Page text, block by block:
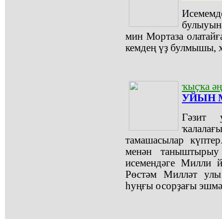
мин Мортаза
кемдең үҙ булмышы,
ҡыҫҡа
УЙЫН
Гәзит
тамашасылар
менән
исемендәге Милли
Рөстәм Милләт
һуңғы осорҙағы